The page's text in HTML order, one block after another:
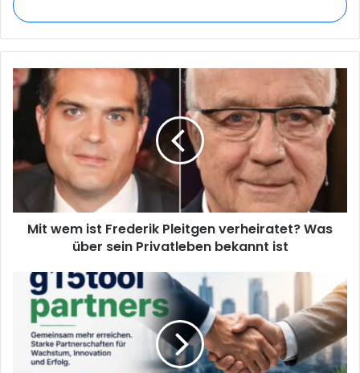
address
Mit
wem
ist
Frederik
Pleitgen
verheiratet?
sein
Privatleben
Mit wem ist Frederik Pleitgen verheiratet? Was
über sein Privatleben bekannt ist
G15Tool
Partners:
steckt
hinter
dem